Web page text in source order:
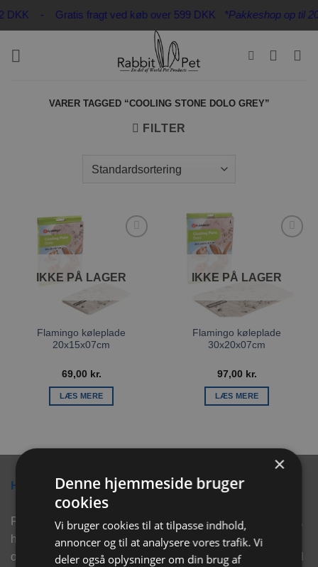
Fortsæt
DKK - Gratis fragt ved køb over 599 DKK*Pakkeshop op til 20
VARER TAGGED “COOLING STONE DOLO GREY”
FILTER
IKKE PÅ LAGER
Flamingo køleplade
20x15x07cm
69,00 kr.
LÆS MERE
IKKE PÅ LAGER
Flamingo køleplade
30x20x07cm
97,00 kr.
LÆS MERE
Hvorfor vælge Rabbitpet?
Rabbitpet sælger ikke kun kvalitetsprodukter såsom, foder,
hø, aktivering, strøelse mm. til vores kunder. Vi hjælper
også med rådgivning, så tøv ikke med at skrive eller ring til
×
Denne hjemmeside bruger
cookies
Vi bruger cookies til at tilpasse indhold,
annoncer og til at analysere vores trafik. Vi
deler også oplysninger om din brug af